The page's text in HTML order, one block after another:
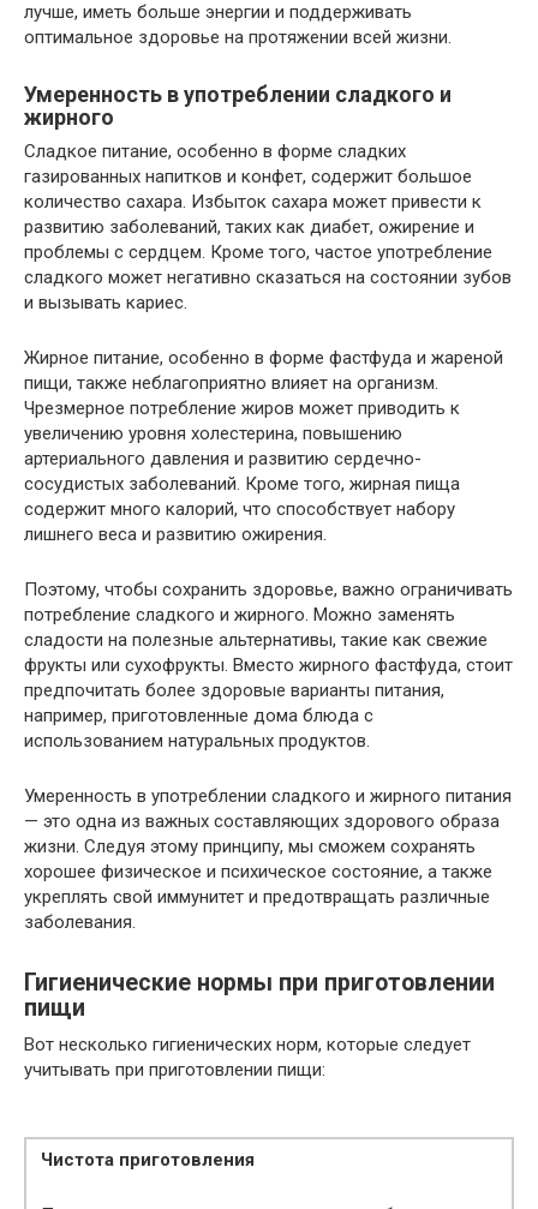
лучше, иметь больше энергии и поддерживать
оптимальное здоровье на протяжении всей жизни.
Умеренность в употреблении сладкого и
жирного
Сладкое питание, особенно в форме сладких
газированных напитков и конфет, содержит большое
количество сахара. Избыток сахара может привести к
развитию заболеваний, таких как диабет, ожирение и
проблемы с сердцем. Кроме того, частое употребление
сладкого может негативно сказаться на состоянии зубов
и вызывать кариес.
Жирное питание, особенно в форме фастфуда и жареной
пищи, также неблагоприятно влияет на организм.
Чрезмерное потребление жиров может приводить к
увеличению уровня холестерина, повышению
артериального давления и развитию сердечно-
сосудистых заболеваний. Кроме того, жирная пища
содержит много калорий, что способствует набору
лишнего веса и развитию ожирения.
Поэтому, чтобы сохранить здоровье, важно ограничивать
потребление сладкого и жирного. Можно заменять
сладости на полезные альтернативы, такие как свежие
фрукты или сухофрукты. Вместо жирного фастфуда, стоит
предпочитать более здоровые варианты питания,
например, приготовленные дома блюда с
использованием натуральных продуктов.
Умеренность в употреблении сладкого и жирного питания
— это одна из важных составляющих здорового образа
жизни. Следуя этому принципу, мы сможем сохранять
хорошее физическое и психическое состояние, а также
укреплять свой иммунитет и предотвращать различные
заболевания.
Гигиенические нормы при приготовлении
пищи
Вот несколько гигиенических норм, которые следует
учитывать при приготовлении пищи:
Чистота приготовления